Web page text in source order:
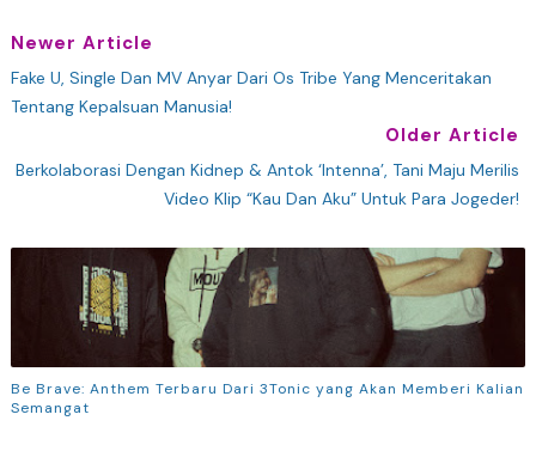
Newer Article
Fake U, Single Dan MV Anyar Dari Os Tribe Yang Menceritakan
Tentang Kepalsuan Manusia!
Older Article
Berkolaborasi Dengan Kidnep & Antok ‘Intenna’, Tani Maju Merilis
Video Klip “Kau Dan Aku” Untuk Para Jogeder!
Be Brave: Anthem Terbaru Dari 3Tonic yang Akan Memberi Kalian
Semangat